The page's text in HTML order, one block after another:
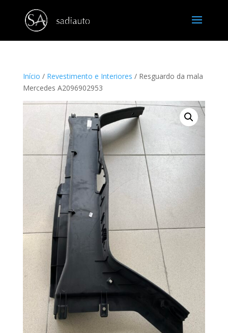
Início / Revestimento e Interiores / Resguardo da mala
Mercedes A2096902953